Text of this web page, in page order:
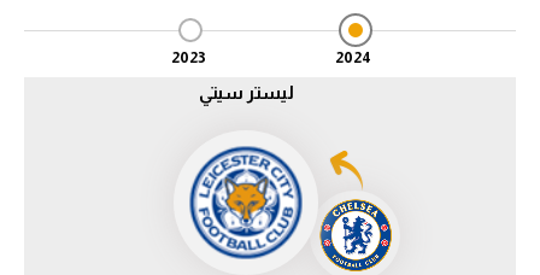
دوري أبطال أوروبا
دوري أبطال إفريقيا
2024
2023
ليستر سيتي